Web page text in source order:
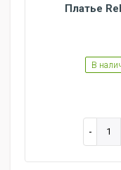
Платье
В